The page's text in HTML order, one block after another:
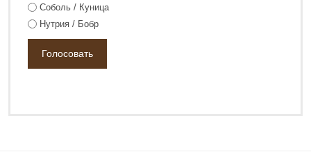
Соболь / Куница
Нутрия / Бобр